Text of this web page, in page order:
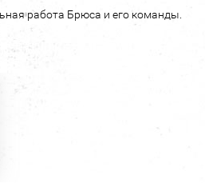
работа Брюса и его команды.